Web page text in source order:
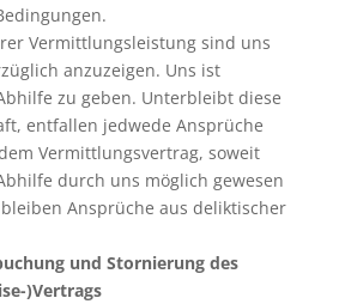
Vermittlungsleistung sind uns
anzuzeigen. Uns ist
zu geben. Unterbleibt diese
entfallen jedwede Ansprüche
Vermittlungsvertrag, soweit
durch uns möglich gewesen
Ansprüche aus deliktischer
und Stornierung des
)Vertrags